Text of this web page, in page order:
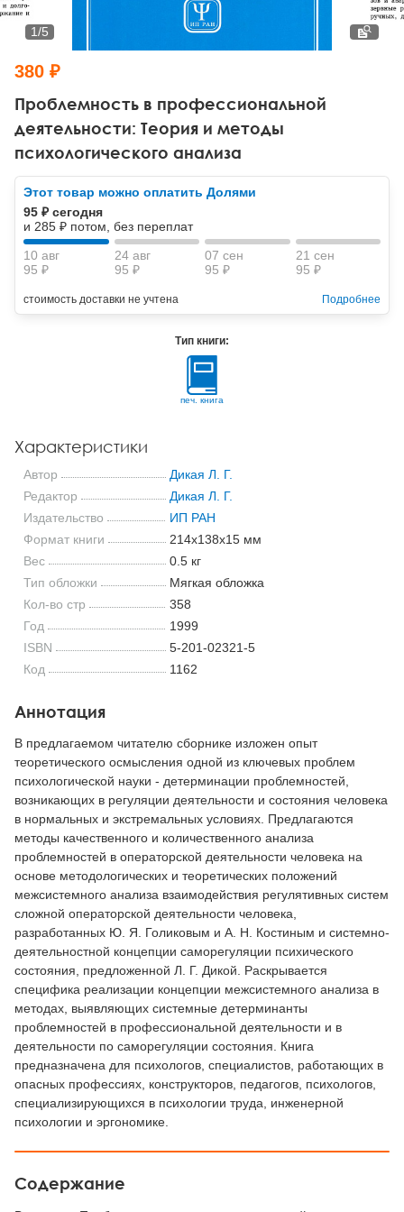
Тревожные расстройства, панические атаки
Психодрама
Другие направления психотерапии
Классический, эриксоновский гипноз и НЛП
НЛП
Психология труда и эргономика
Социальная психология
Социальная и организационная психология
Классический и юнгианский психоанализ
Проблемность в профессиональной
деятельности: Теория и методы
психологического анализа
1/5
380 ₽
Этот товар можно оплатить Долями
95 ₽ сегодня
и 285 ₽ потом, без переплат
10 авг
95 ₽
24 авг
95 ₽
07 сен
95 ₽
21 сен
95 ₽
стоимость доставки не учтена Подробнее
Тип книги:
печ. книга
Характеристики
Автор
Дикая Л. Г.
Редактор
Дикая Л. Г.
Издательство
ИП РАН
Формат книги
214x138x15 мм
Вес
0.5 кг
Тип обложки
Мягкая обложка
Кол-во стр
358
Год
1999
ISBN
5-201-02321-5
Код
1162
Аннотация
В предлагаемом читателю сборнике изложен опыт
теоретического осмысления одной из ключевых проблем
психологической науки - детерминации проблемностей,
возникающих в регуляции деятельности и состояния человека
в нормальных и экстремальных условиях. Предлагаются
методы качественного и количественного анализа
проблемностей в операторской деятельности человека на
основе методологических и теоретических положений
межсистемного анализа взаимодействия регулятивных систем
сложной операторской деятельности человека,
разработанных Ю. Я. Голиковым и А. Н. Костиным и системно-
деятельностной концепции саморегуляции психического
состояния, предложенной Л. Г. Дикой. Раскрывается
специфика реализации концепции межсистемного анализа в
методах, выявляющих системные детерминанты
проблемностей в профессиональной деятельности и в
деятельности по саморегуляции состояния. Книга
предназначена для психологов, специалистов, работающих в
опасных профессиях, конструкторов, педагогов, психологов,
специализирующихся в психологии труда, инженерной
психологии и эргономике.
Содержание